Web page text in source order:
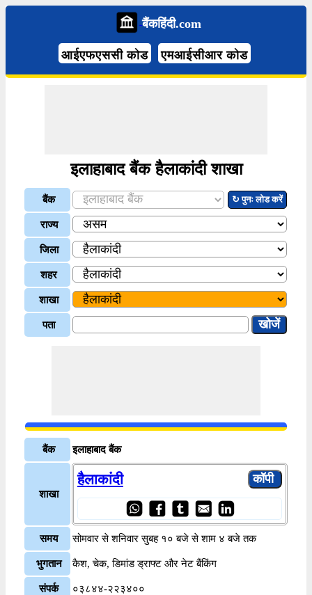
बैंकहिंदी.com
आईएफएससी कोड एमआईसीआर कोड
इलाहाबाद बैंक हैलाकांदी शाखा
बैंक ↻ पुनः लोड करें
राज्य
जिला
शहर
शाखा
पता
बैंक इलाहाबाद बैंक
शाखा
हैलाकांदी
समय सोमवार से शनिवार सुबह १० बजे से शाम ४ बजे तक
भुगतान कैश, चेक, डिमांड ड्राफ्ट और नेट बैंकिंग
संपर्क ०३८४४-२२३४००